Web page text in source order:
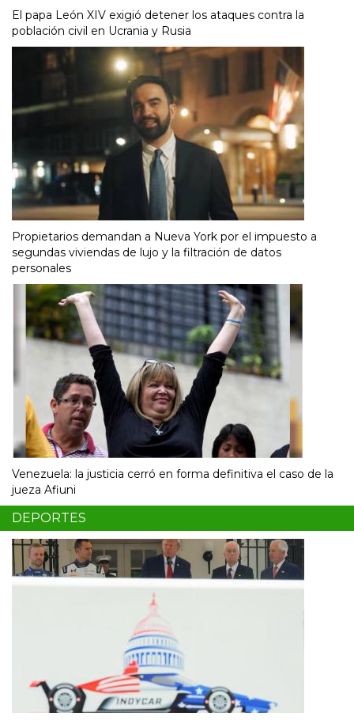
El papa León XIV exigió detener los ataques contra la
población civil en Ucrania y Rusia
Propietarios demandan a Nueva York por el impuesto a
segundas viviendas de lujo y la filtración de datos
personales
Venezuela: la justicia cerró en forma definitiva el caso de la
jueza Afiuni
DEPORTES